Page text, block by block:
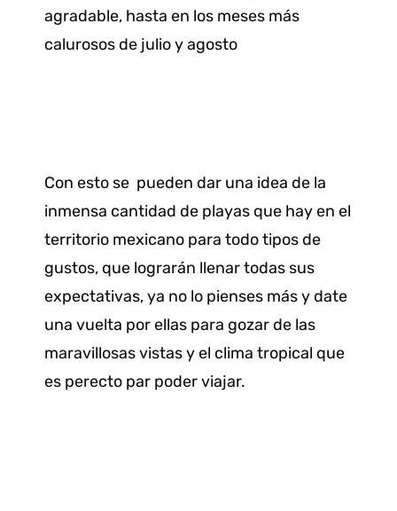
agradable, hasta en los meses más
calurosos de julio y agosto
Con esto se pueden dar una idea de la
inmensa cantidad de playas que hay en el
territorio mexicano para todo tipos de
gustos, que lograrán llenar todas sus
expectativas, ya no lo pienses más y date
una vuelta por ellas para gozar de las
maravillosas vistas y el clima tropical que
es perecto par poder viajar.